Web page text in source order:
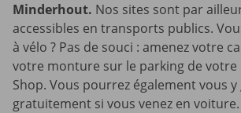
Minderhout. Nos sites sont par
accessibles en transports publics.
à vélo ? Pas de souci : amenez votre
votre monture sur le parking de votre
Shop. Vous pourrez également vous
gratuitement si vous venez en